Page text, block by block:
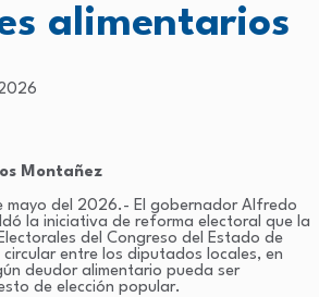
alimentarios
Montañez
mayo del 2026.- El gobernador Alfredo
la iniciativa de reforma electoral que la
del Congreso del Estado de
circular entre los diputados locales, en
deudor alimentario pueda ser
de elección popular.